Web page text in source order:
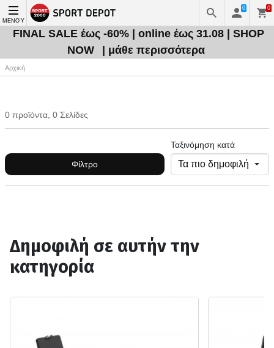
ΜΕΝΟΎ
0 0
FINAL SALE έως -60% | online έως 31.08 | SHOP
NOW
| μάθε περισσότερα
Αρχική
0 προϊόντα, 0 Σελίδες
Φίλτρο
Ταξινόμηση κατά
Δημοφιλή σε αυτήν την
κατηγορία